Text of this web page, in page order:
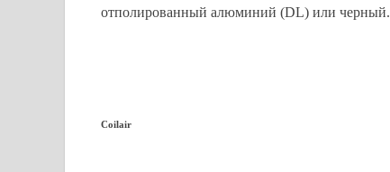
отполированный алюминий (DL) или черный.
Coilair